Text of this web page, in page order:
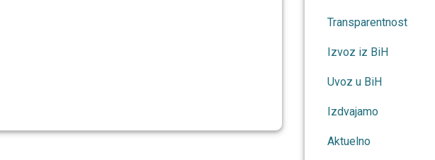
Transparentnost
Izvoz iz BiH
Uvoz u BiH
Izdvajamo
Aktuelno